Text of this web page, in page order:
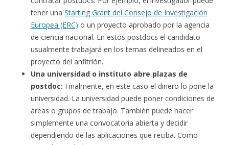
tener una Starting Grant del Consejo de Investigación
Europea (ERC) o un proyecto aprobado por la agencia
de ciencia nacional. En estos postdocs el candidato
usualmente trabajará en los temas delineados en el
proyecto del anfitrión.
Una universidad o instituto abre plazas de
postdoc: Finalmente, en este caso el dinero lo pone la
universidad. La universidad puede poner condiciones de
áreas o grupos de trabajo. También puede hacer
simplemente una convocatoria abierta y decidir
dependiendo de las aplicaciones que reciba. Como